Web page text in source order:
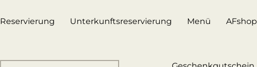
Reservierung Unterkunftsreservierung Menü AFshop